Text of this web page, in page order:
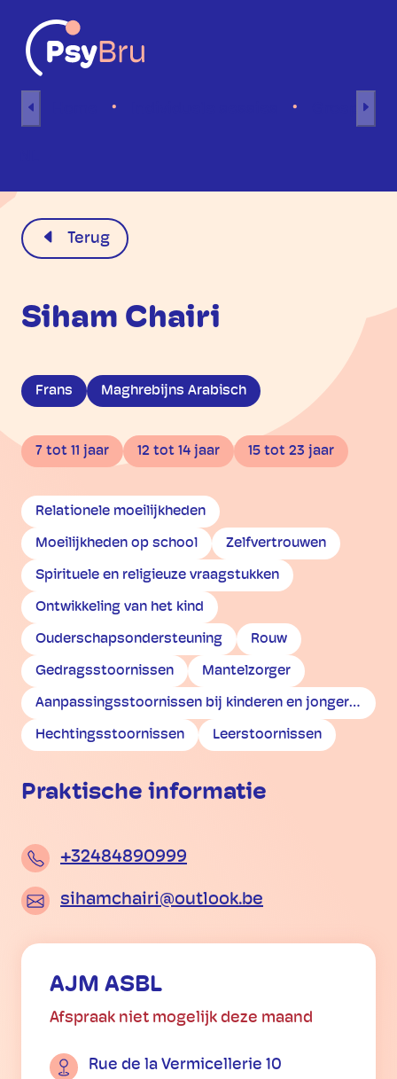
Terug
Siham Chairi
Frans Maghrebijns Arabisch
7 tot 11 jaar 12 tot 14 jaar 15 tot 23 jaar
Relationele moeilijkheden
Moeilijkheden op school Zelfvertrouwen
Spirituele en religieuze vraagstukken
Ontwikkeling van het kind
Ouderschapsondersteuning Rouw
Gedragsstoornissen Mantelzorger
Aanpassingsstoornissen bij kinderen en jongeren
Hechtingsstoornissen Leerstoornissen
Praktische informatie
+32484890999
sihamchairi@outlook.be
AJM ASBL
Afspraak niet mogelijk deze maand
Rue de la Vermicellerie 10